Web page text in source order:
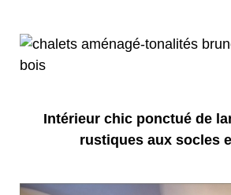
Intérieur chic ponctué de
rustiques aux socles